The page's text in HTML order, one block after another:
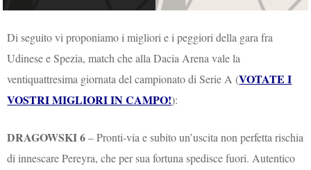
Di seguito vi proponiamo i migliori e i peggiori della gara fra
Udinese e Spezia, match che alla Dacia Arena vale la
ventiquattresima giornata del campionato di Serie A (VOTATE I
VOSTRI MIGLIORI IN CAMPO!):
DRAGOWSKI 6– Pronti-via e subito un’uscita non perfetta rischia
di innescare Pereyra, che per sua fortuna spedisce fuori. Autentico